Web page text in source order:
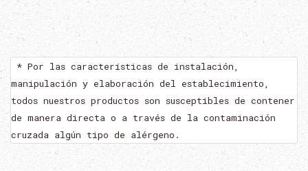
* Por las características de instalación,
manipulación y elaboración del establecimiento,
todos nuestros productos son susceptibles de contener
de manera directa o a través de la contaminación
cruzada algún tipo de alérgeno.